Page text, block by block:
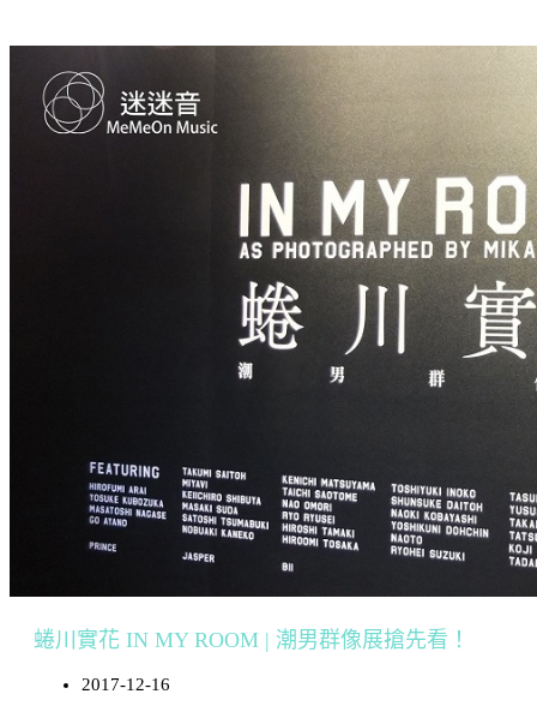
蜷川實花 IN MY ROOM | 潮男群像展搶先看！
2017-12-16